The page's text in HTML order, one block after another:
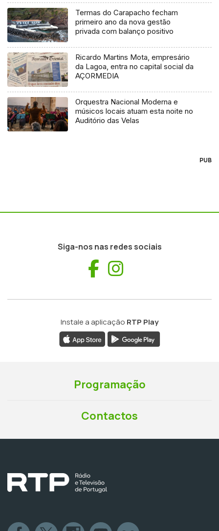
Termas do Carapacho fecham
primeiro ano da nova gestão
privada com balanço positivo
Ricardo Martins Mota, empresário
da Lagoa, entra no capital social da
AÇORMEDIA
Orquestra Nacional Moderna e
músicos locais atuam esta noite no
Auditório das Velas
PUB
Siga-nos nas redes sociais
Facebook
Instale a aplicação RTP Play
Programação
Contactos